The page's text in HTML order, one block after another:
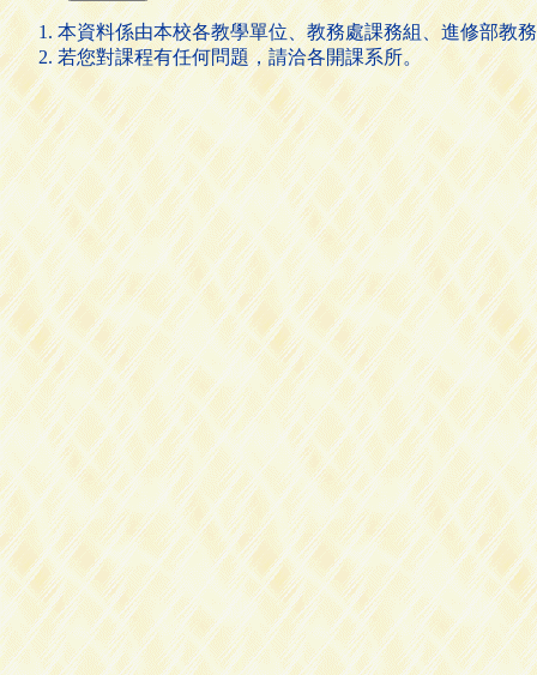
本資料係由本校各教學單位、教務處課務組、進修部教
若您對課程有任何問題，請洽各開課系所。